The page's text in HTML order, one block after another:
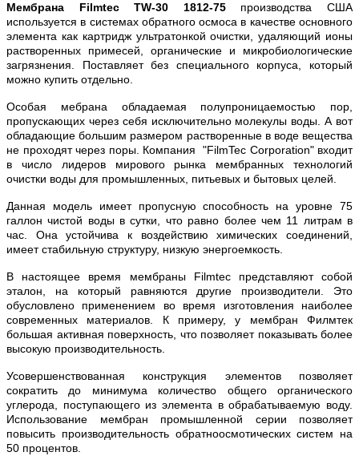
Мембрана Filmtec TW-30 1812-75 производства США
используется в системах обратного осмоса в качестве основного
элемента как картридж ультратонкой очистки, удаляющий ионы
растворенных примесей, органические и микробиологические
загрязнения. Поставляет без специального корпуса, который
можно купить отдельно.
Особая мебрана обладаемая полупроницаемостью пор,
пропускающих через себя исключительно молекулы воды. А вот
обладающие большим размером растворенные в воде вещества
не проходят через поры. Компания "FilmTec Corporation" входит
в число лидеров мирового рынка мембранных технологий
очистки воды для промышленных, питьевых и бытовых целей.
Данная модель имеет пропусную способность на уровне 75
галлон чистой воды в сутки, что равно более чем 11 литрам в
час. Она устойчива к воздействию химических соединений,
имеет стабильную структуру, низкую энергоемкость.
В настоящее время мембраны Filmtec представляют собой
эталон, на который равняются другие производители. Это
обусловлено применением во время изготовления наиболее
современных материалов. К примеру, у мембран Филмтек
большая активная поверхность, что позволяет показывать более
высокую производительность.
Усовершенствованная конструкция элементов позволяет
сократить до минимума количество общего органического
углерода, поступающего из элемента в обрабатываемую воду.
Использование мембран промышленной серии позволяет
повысить производительность обратноосмотических систем на
50 процентов.